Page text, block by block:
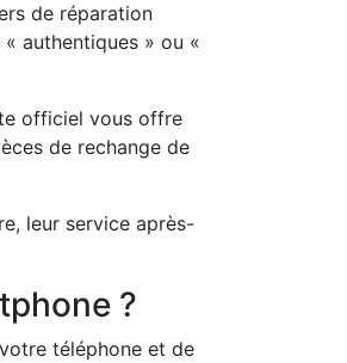
de réparation
authentiques » ou «
officiel vous offre
de rechange de
leur service après-
?
téléphone et de